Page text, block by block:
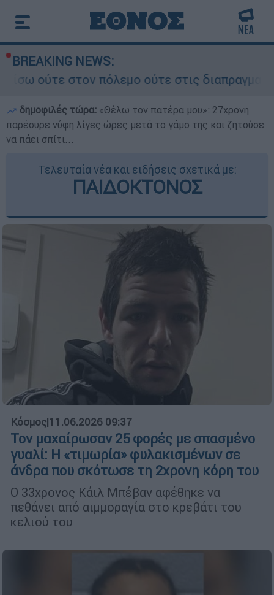
BREAKING NEWS:
πόλεμο ούτε στις διαπραγματεύσεις» - Οι
δημοφιλές τώρα: «Θέλω τον πατέρα μου»: 27χρονη
παρέσυρε νύφη λίγες ώρες μετά το γάμο της και ζητούσε
να πάει σπίτι...
Τελευταία νέα και ειδήσεις σχετικά με:
ΠΑΙΔΟΚΤΟΝΟΣ
Κόσμος|11.06.2026 09:37
Τον μαχαίρωσαν 25 φορές με σπασμένο
γυαλί: Η «τιμωρία» φυλακισμένων σε
άνδρα που σκότωσε τη 2χρονη κόρη του
Ο 33χρονος Κάιλ Μπέβαν αφέθηκε να
πεθάνει από αιμμοραγία στο κρεβάτι του
κελιού του